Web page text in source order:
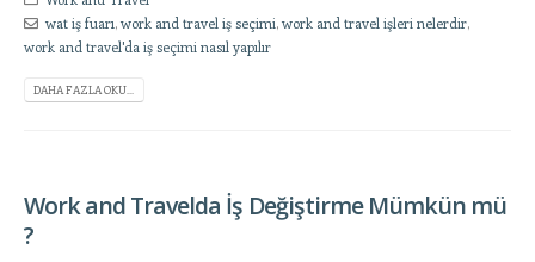
wat iş fuarı,work and travel iş seçimi,work and travel işleri nelerdir,
work and travel'da iş seçimi nasıl yapılır
DAHA FAZLA OKU...
Work and Travelda İş Değiştirme Mümkün mü
?